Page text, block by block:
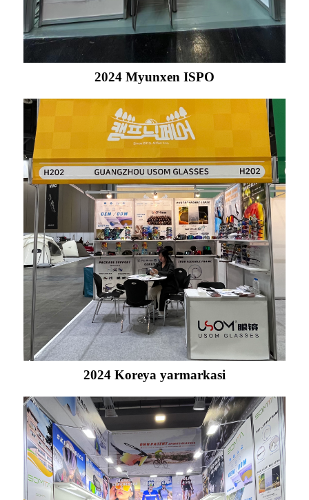
2024 Myunxen ISPO
2024 Koreya yarmarkasi